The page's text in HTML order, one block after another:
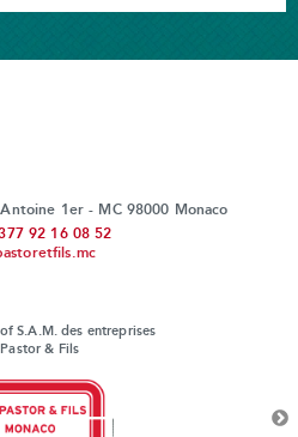
1er - MC 98000 Monaco
92 16 08 52
S.A.M. des entreprises
& Fils